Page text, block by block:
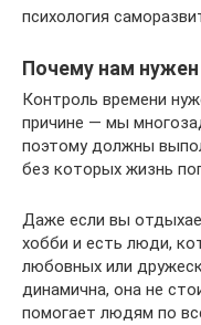
психология
Почему нам
Контроль времени
причине — мы
поэтому должны
без которых жизнь
Даже если вы
хобби и есть люди,
любовных или
динамична, она не
помогает людям по